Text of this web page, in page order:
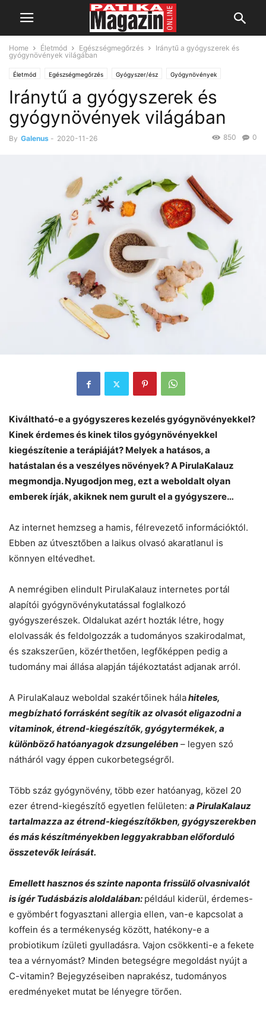
Home Életmód Egészségmegőrzés
Iránytű a gyógyszerek és
gyógynövények világában
Életmód Egészségmegőrzés Gyógyszer/ész Gyógynövények
Gyógyszer nélkül
Iránytű a gyógyszerek és
gyógynövények világában
By Galenus - 2020-11-26 0
850
Kiváltható-e a gyógyszeres kezelés gyógynövényekkel?
Kinek érdemes és kinek tilos gyógynövényekkel
kiegészítenie a terápiáját? Melyek a hatásos, a
hatástalan és a veszélyes növények? A PirulaKalauz
megmondja. Nyugodjon meg, ezt a weboldalt olyan
emberek írják, akiknek nem gurult el a gyógyszere…
Az internet hemzseg a hamis, félrevezető információktól.
Ebben az útvesztőben a laikus olvasó akaratlanul is
könnyen eltévedhet.
A nemrégiben elindult PirulaKalauz internetes portál
alapítói gyógynövénykutatással foglalkozó
gyógyszerészek. Oldalukat azért hozták létre, hogy
elolvassák és feldolgozzák a tudományos szakirodalmat,
és szakszerűen, közérthetően, legfőképpen pedig a
tudomány mai állása alapján tájékoztatást adjanak arról.
A PirulaKalauz weboldal szakértőinek hálahiteles,
megbízható forrásként segítik az olvasót eligazodni a
vitaminok, étrend-kiegészítők, gyógytermékek, a
különböző hatóanyagok dzsungelében – legyen szó
nátháról vagy éppen cukorbetegségről.
Több száz gyógynövény, több ezer hatóanyag, közel 20
ezer étrend-kiegészítő egyetlen felületen: a PirulaKalauz
tartalmazza az étrend-kiegészítőkben, gyógyszerekben
és más készítményekben leggyakrabban előforduló
összetevők leírását.
Emellett hasznos és szinte naponta frissülő olvasnivalót
is ígér Tudásbázis aloldalában: például kiderül, érdemes-
e gyömbért fogyasztani allergia ellen, van-e kapcsolat a
koffein és a termékenység között, hatékony-e a
probiotikum ízületi gyulladásra. Vajon csökkenti-e a fekete
tea a vérnyomást? Minden betegségre megoldást nyújt a
C-vitamin? Bejegyzéseiben naprakész, tudományos
eredményeket mutat be lényegre törően.